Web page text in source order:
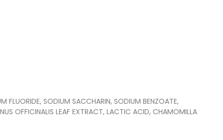
FLUORIDE, SODIUM SACCHARIN, SODIUM BENZOATE,
OFFICINALIS LEAF EXTRACT, LACTIC ACID, CHAMOMILLA